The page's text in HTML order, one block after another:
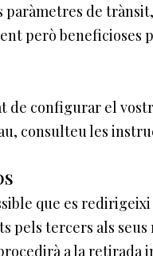
paràmetres de
però beneficioses
de configurar el
consulteu les
que es
tercers als seus
a la retirada